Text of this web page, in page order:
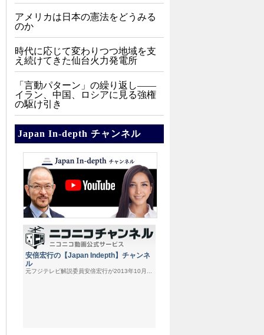
アメリカは日本の憲法をどうみる
のか
時代に応じて変わりつつ地域を支
え続けてきた仙台火力発電所
「言動パターン」の繰り返し――
イラン、中国、ロシアに見る強権
の駆け引き
Japan In-depth チャンネル